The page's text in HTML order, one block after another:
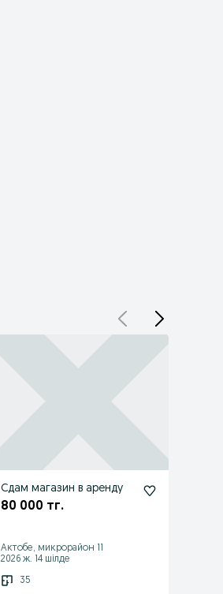
Сдам магазин в аренду
80 000 тг.
Актобе, микрорайон 11
2026 ж. 14 шілде
35